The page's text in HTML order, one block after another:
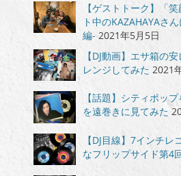
【ゲストトーク】「
ト中のKAZAHAYAさ
編- 2021年5月5日
【DJ動画】エサ箱の
レンジしてみた 2021
【話題】シティポッ
を遠巻きに見てみた
【DJ目線】7インチ
なフリップサイド第4